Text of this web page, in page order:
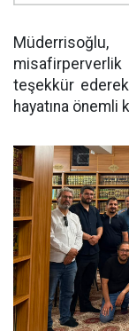
teşekkür
hayatına önemli